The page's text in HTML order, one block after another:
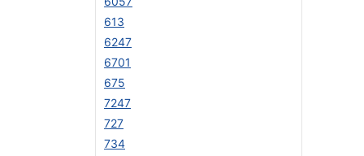
613
6247
6701
675
7247
727
734